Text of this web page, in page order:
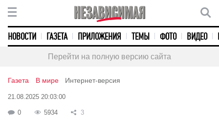
НОВОСТИ ГАЗЕТА ПРИЛОЖЕНИЯ ТЕМЫ ФОТО ВИДЕО
Перейти на полную версию сайта
Газета В мире Интернет-версия
21.08.2025 20:03:00
0 5934 3